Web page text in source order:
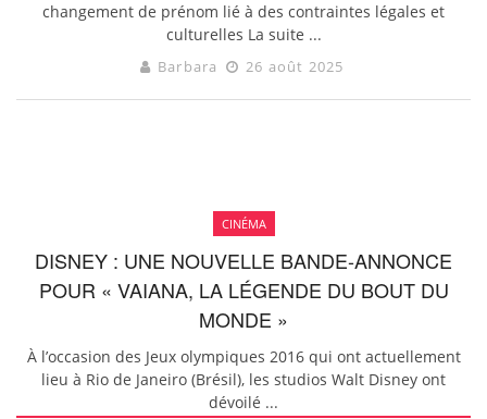
changement de prénom lié à des contraintes légales et
culturelles La suite ...
Barbara 26 août 2025
CINÉMA
DISNEY : UNE NOUVELLE BANDE-ANNONCE
POUR « VAIANA, LA LÉGENDE DU BOUT DU
MONDE »
À l’occasion des Jeux olympiques 2016 qui ont actuellement
lieu à Rio de Janeiro (Brésil), les studios Walt Disney ont
dévoilé ...